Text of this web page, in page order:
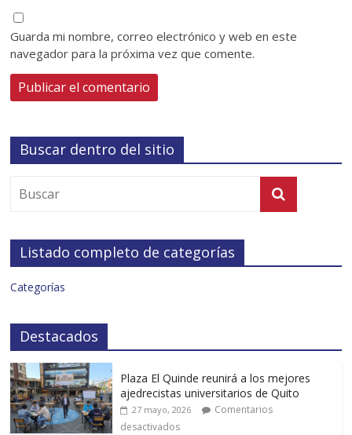
Guarda mi nombre, correo electrónico y web en este
navegador para la próxima vez que comente.
Buscar dentro del sitio
Listado completo de categorías
Categorías
Destacados
Plaza El Quinde reunirá a los mejores
ajedrecistas universitarios de Quito
27 mayo, 2026
Comentarios
desactivados